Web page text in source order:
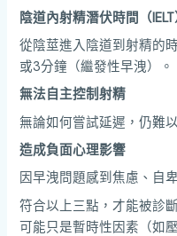
陰道內射精潛伏時間（
從陰莖進入陰道到射精的
或3分鐘（繼發性早洩）。
無法自主控制射精
無論如何嘗試延遲，仍難
造成負面心理影響
因早洩問題感到焦慮、自
符合以上三點，才能被診
可能只是暫時性因素（如